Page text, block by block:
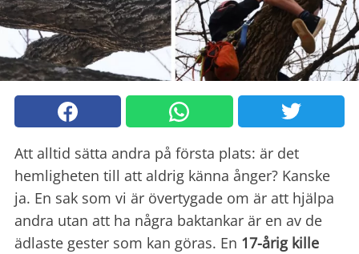
Att alltid sätta andra på första plats: är det
hemligheten till att aldrig känna ånger? Kanske
ja. En sak som vi är övertygade om är att hjälpa
andra utan att ha några baktankar är en av de
ädlaste gester som kan göras. En 17-årig kille